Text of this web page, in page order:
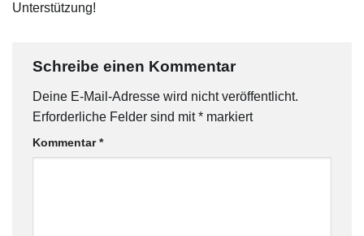
Unterstützung!
Schreibe einen Kommentar
Deine E-Mail-Adresse wird nicht veröffentlicht.
Erforderliche Felder sind mit* markiert
Kommentar*